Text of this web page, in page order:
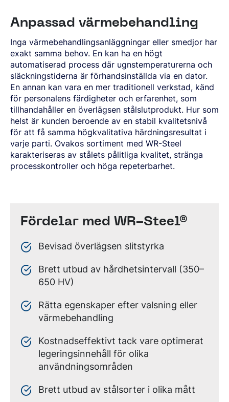
Anpassad värmebehandling
Inga värmebehandlingsanläggningar eller smedjor har
exakt samma behov. En kan ha en högt
automatiserad process där ugnstemperaturerna och
släckningstiderna är förhandsinställda via en dator.
En annan kan vara en mer traditionell verkstad, känd
för personalens färdigheter och erfarenhet, som
tillhandahåller en överlägsen stålslutprodukt. Hur som
helst är kunden beroende av en stabil kvalitetsnivå
för att få samma högkvalitativa härdningsresultat i
varje parti. Ovakos sortiment med WR-Steel
karakteriseras av stålets pålitliga kvalitet, stränga
processkontroller och höga repeterbarhet.
Fördelar med WR-Steel®
Bevisad överlägsen slitstyrka
Brett utbud av hårdhetsintervall (350–
650 HV)
Rätta egenskaper efter valsning eller
värmebehandling
Kostnadseffektivt tack vare optimerat
legeringsinnehåll för olika
användningsområden
Brett utbud av stålsorter i olika mått